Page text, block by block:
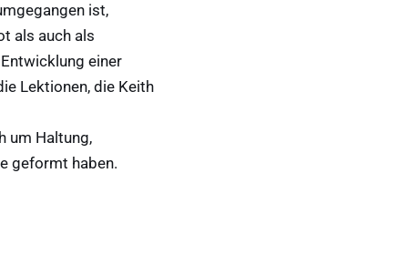
ist,
als auch als
einer
Lektionen, die Keith
um Haltung,
geformt haben.